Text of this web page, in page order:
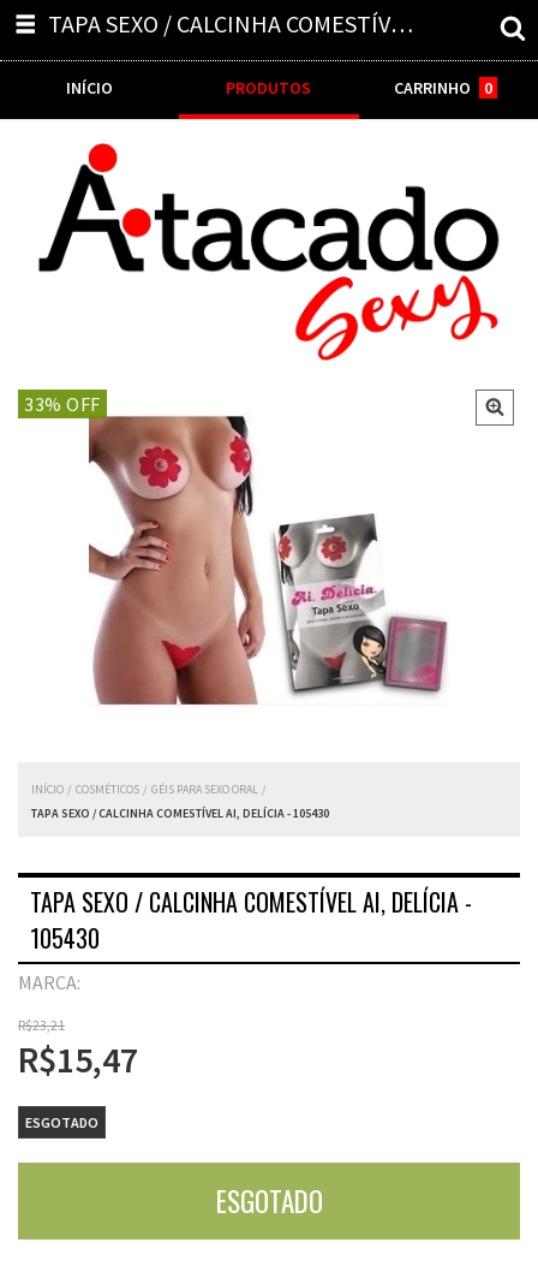
TAPA SEXO / CALCINHA COMESTÍVEL AI, DELÍCIA - 105430
INÍCIO PRODUTOS CARRINHO 0
33% OFF
INÍCIO / COSMÉTICOS / GÉIS PARA SEXO ORAL /
TAPA SEXO / CALCINHA COMESTÍVEL AI, DELÍCIA - 105430
TAPA SEXO / CALCINHA COMESTÍVEL AI, DELÍCIA -
105430
MARCA:
R$23,21
R$15,47
ESGOTADO